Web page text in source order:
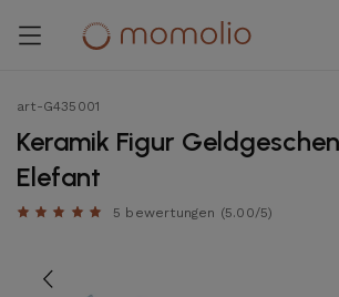
art-G435001
Keramik Figur
Elefant
5 bewertungen (5.00/5)